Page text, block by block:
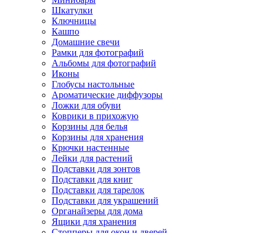
Шкатулки
Ключницы
Кашпо
Домашние свечи
Рамки для фотографий
Альбомы для фотографий
Иконы
Глобусы настольные
Ароматические диффузоры
Ложки для обуви
Коврики в прихожую
Корзины для белья
Корзины для хранения
Крючки настенные
Лейки для растений
Подставки для зонтов
Подставки для книг
Подставки для тарелок
Подставки для украшений
Органайзеры для дома
Ящики для хранения